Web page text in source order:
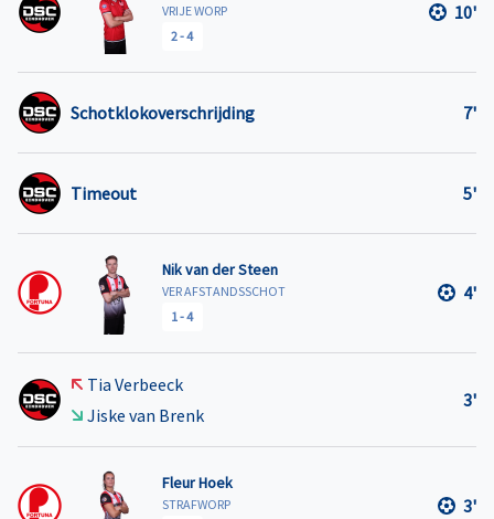
VRIJE WORP
2-4
10'
Schotklokoverschrijding 7'
Timeout 5'
Nik van der Steen
VER AFSTANDSSCHOT
1-4
4'
Tia Verbeeck
Jiske van Brenk
3'
Fleur Hoek
STRAFWORP
3'